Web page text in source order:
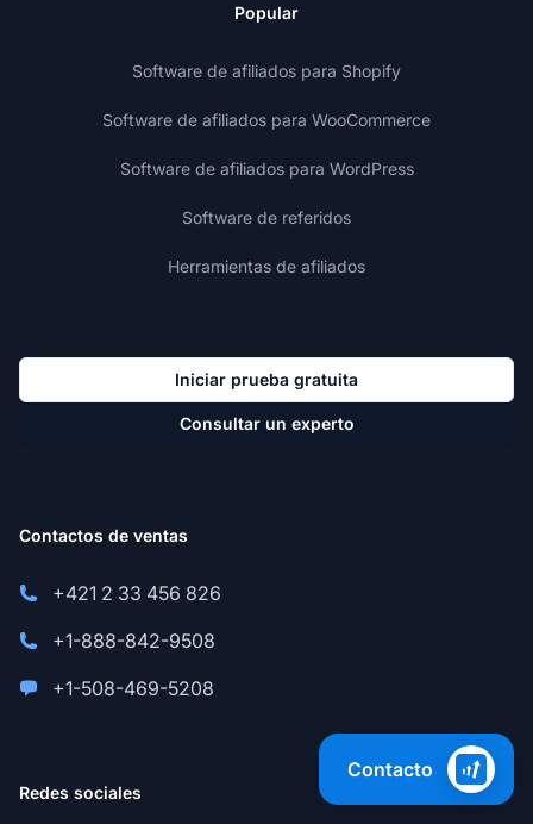
Popular
Software de afiliados para Shopify
Software de afiliados para WooCommerce
Software de afiliados para WordPress
Software de referidos
Herramientas de afiliados
Iniciar prueba gratuita
Consultar un experto
Contactos de ventas
+421 2 33 456 826
+1-888-842-9508
+1-508-469-5208
Redes sociales
Contacto